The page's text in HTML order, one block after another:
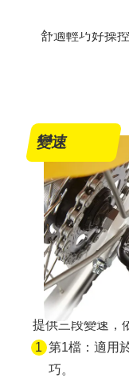
舒適輕巧好操控
變速
提供三段變速，
第1檔：適用
巧。